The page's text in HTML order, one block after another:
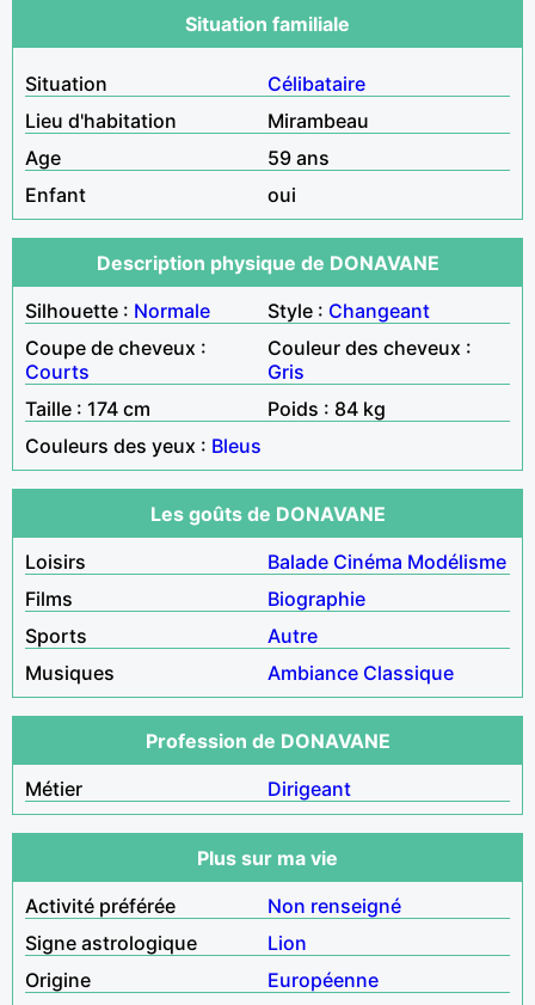
Situation familiale
Situation
Célibataire
Lieu d'habitation
Mirambeau
Age
59 ans
Enfant
oui
Description physique de DONAVANE
Silhouette : Normale Style : Changeant
Coupe de cheveux :
Courts
Couleur des cheveux :
Gris
Taille : 174 cm
Poids : 84 kg
Couleurs des yeux : Bleus
Les goûts de DONAVANE
Loisirs
Balade Cinéma Modélisme
Films
Biographie
Sports
Autre
Musiques
Ambiance Classique
Profession de DONAVANE
Métier
Dirigeant
Plus sur ma vie
Activité préférée
Non renseigné
Signe astrologique
Lion
Origine
Européenne